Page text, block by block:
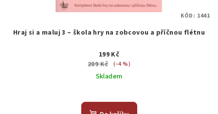
Hraj si a maluj 3 – škola hry na zobcovou a příčnou flétnu
199 Kč
209 Kč
(–4 %)
Skladem
KÓD: 1441